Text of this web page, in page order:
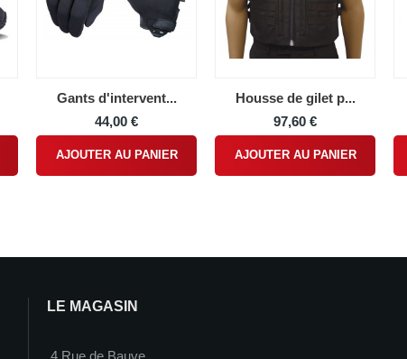
Gants d'intervent...
44,00 €
AJOUTER AU PANIER
Housse de gilet p...
97,60 €
AJOUTER AU PANIER
LE MAGASIN
4 Rue de Bauve